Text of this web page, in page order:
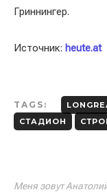
Гриннингер.
Источник: heute.at
TAGS:
СТАДИОН
Меня зовут